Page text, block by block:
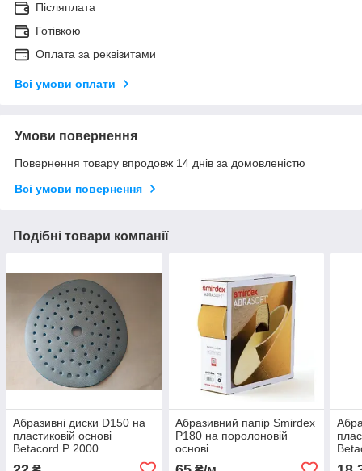
Післяплата
Готівкою
Оплата за реквізитами
Всі умови оплати
Умови повернення
Повернення товару впродовж 14 днів за домовленістю
Всі умови повернення
Подібні товари компанії
Абразивні диски D150 на
пластиковій основі
Betacord P 2000
Абразивний папір Smirdex
P180 на поролоновій
основі